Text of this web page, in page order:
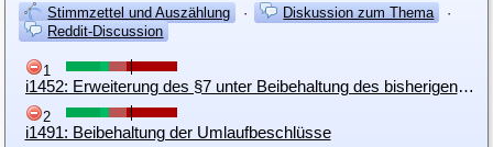
Stimmzettel und Auszählung
· Diskussion zum Thema
·
Reddit-Discussion
1
i1452: Erweiterung des §7 unter Beibehaltung des bisherigen Umlaufbeschlusses
2
i1491: Beibehaltung der Umlaufbeschlüsse